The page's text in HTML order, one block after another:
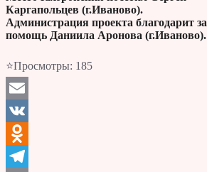
Каргапольцев (г.Иваново).
Администрация проекта благодарит за
помощь Даниила Аронова (г.Иваново).
⭐Просмотры: 185
Email
VK
Odnoklassniki